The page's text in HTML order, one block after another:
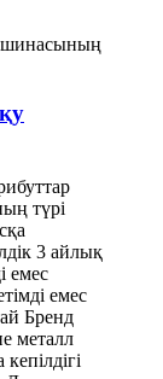
түрі
3 айлық
емес
емес
Бренд
металл